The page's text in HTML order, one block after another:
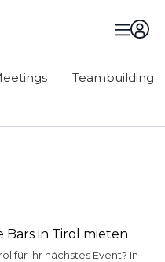
Teambuilding
Bars in Tirol mieten
für Ihr nächstes Event? In